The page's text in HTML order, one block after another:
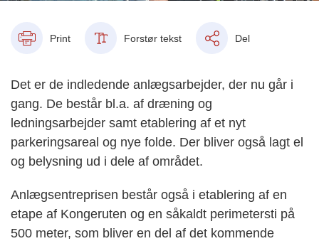
Print Forstør tekst Del
Det er de indledende anlægsarbejder, der nu går i
gang. De består bl.a. af dræning og
ledningsarbejder samt etablering af et nyt
parkeringsareal og nye folde. Der bliver også lagt el
og belysning ud i dele af området.
Anlægsentreprisen består også i etablering af en
etape af Kongeruten og en såkaldt perimetersti på
500 meter, som bliver en del af det kommende